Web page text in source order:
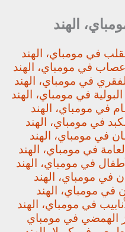
الهند
في مومباي، الهند
في مومباي، الهند
في مومباي، الهند
في مومباي، الهند
في مومباي، الهند
في مومباي، الهند
في مومباي، الهند
في مومباي، الهند
في مومباي، الهند
في مومباي، الهند
في مومباي، الهند
في مومباي، الهند
الهمضي في مومباي